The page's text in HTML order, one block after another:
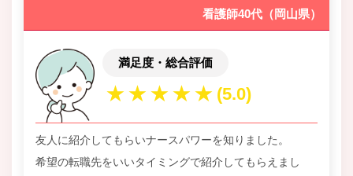
看護師40代（岡山県）
満足度・総合評価
友人に紹介してもらいナースパワーを知りました。
希望の転職先をいいタイミングで紹介してもらえまし